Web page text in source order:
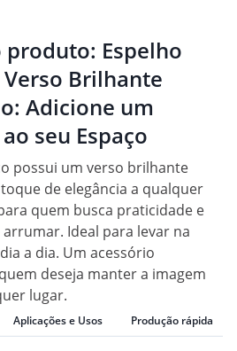
produto: Espelho
Brilhante
Adicione um
seu Espaço
possui um verso brilhante
de elegância a qualquer
quem busca praticidade e
Ideal para levar na
a dia. Um acessório
deseja manter a imagem
lugar.
Aplicações e Usos Produção rápida